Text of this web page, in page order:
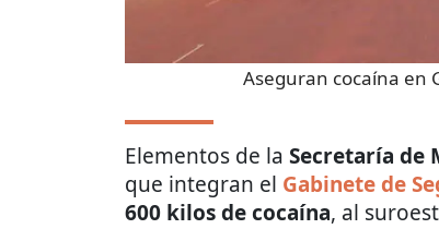
Aseguran cocaína en
Elementos de la Secretaría de
que integran el Gabinete de
600 kilos de cocaína, al